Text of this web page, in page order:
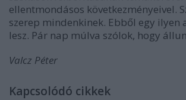
ellentmondásos következményeivel.
szerep mindenkinek. Ebből egy
lesz. Pár nap múlva szólok, hogy
Valcz Péter
Kapcsolódó cikkek